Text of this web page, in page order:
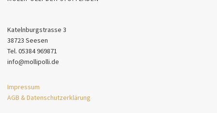
Katelnburgstrasse 3
38723 Seesen
Tel. 05384 969871
info@mollipolli.de
Impressum
AGB & Datenschutzerklärung